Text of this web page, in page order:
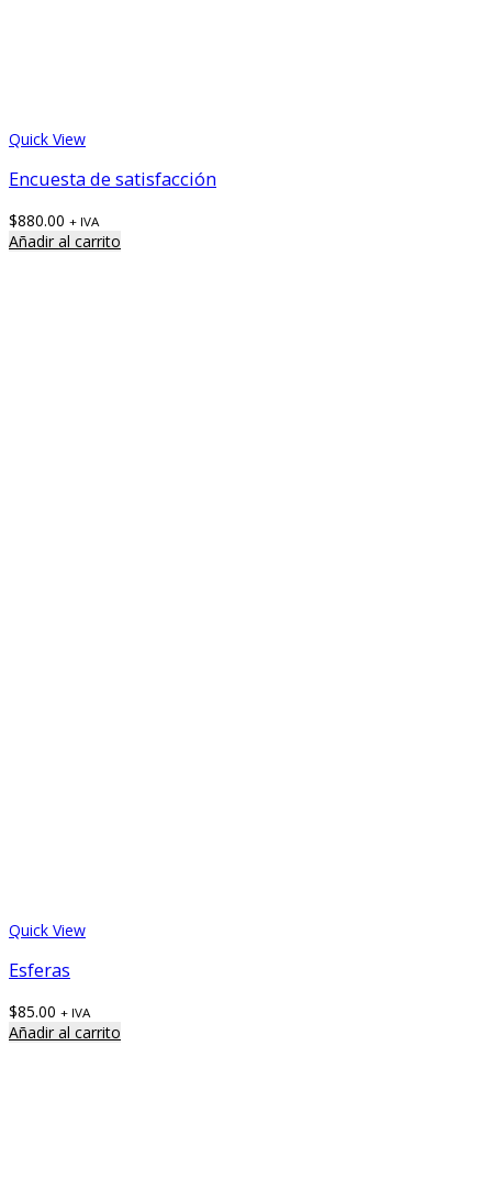
Quick View
Encuesta de satisfacción
$880.00 + IVA
Añadir al carrito
Quick View
Esferas
$85.00 + IVA
Añadir al carrito